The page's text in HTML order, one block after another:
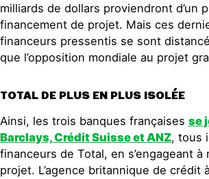
milliards de dollars proviendront d’un
financement de projet. Mais ces
financeurs pressentis se sont
que l’opposition mondiale au projet
TOTAL DE PLUS EN PLUS ISOLÉE
Ainsi, les trois banques françaises se
Barclays, Crédit Suisseet ANZ, tous
financeurs de Total, en s’engageant
projet. L’agence britannique de crédit